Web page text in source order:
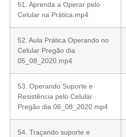
51. Aprenda a Operar pelo
Celular na Prática.mp4
52. Aula Prática Operando no
Celular Pregão dia
05_08_2020.mp4
53. Operando Suporte e
Resistência pelo Celular
Pregão dia 06_08_2020.mp4
54. Traçando suporte e